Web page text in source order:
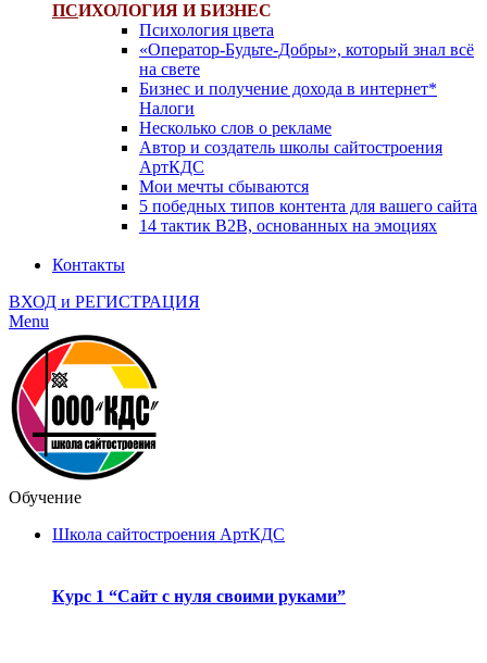
ПСИХОЛОГИЯ И БИЗНЕС
Психология цвета
«Оператор-Будьте-Добры», который знал всё
на свете
Бизнес и получение дохода в интернет*
Налоги
Несколько слов о рекламе
Автор и создатель школы сайтостроения
АртКДС
Мои мечты сбываются
5 победных типов контента для вашего сайта
14 тактик B2B, основанных на эмоциях
Контакты
ВХОД и РЕГИСТРАЦИЯ
Menu
Обучение
Школа сайтостроения АртКДС
Курс 1 “Сайт с нуля своими руками”